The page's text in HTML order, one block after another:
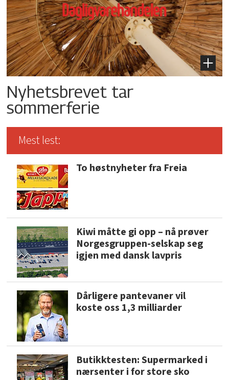
Nyhetsbrevet tar
sommerferie
Mest lest:
To høstnyheter fra Freia
Kiwi måtte gi opp – nå prøver
Norgesgruppen-selskap seg
igjen med dansk lavpris
Dårligere pantevaner vil
koste oss 1,3 milliarder
Butikktesten: Supermarked i
nærsenter i for store sko